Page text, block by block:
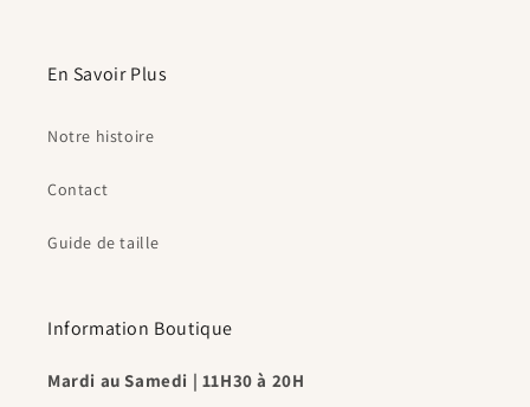
En Savoir Plus
Notre histoire
Contact
Guide de taille
Information Boutique
Mardi au Samedi | 11H30 à 20H